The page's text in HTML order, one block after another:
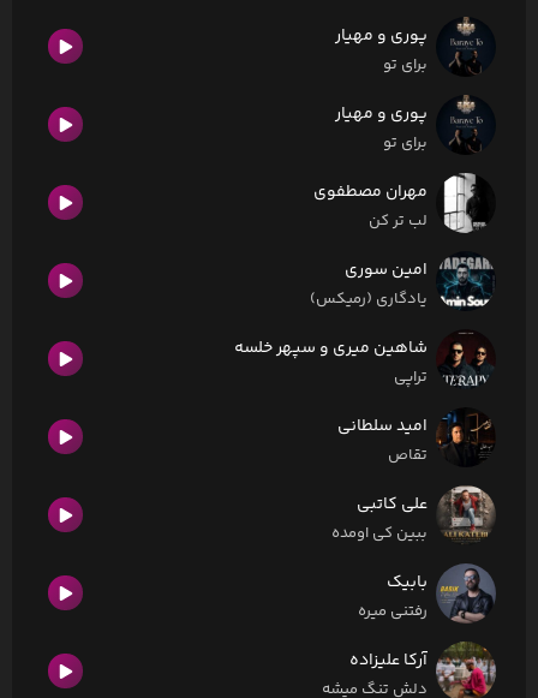
پوری و مهیار
برای تو
پوری و مهیار
برای تو
مهران مصطفوی
لب تر کن
امین سوری
یادگاری (رمیکس)
شاهین میری و سپهر خلسه
تراپی
امید سلطانی
تقاص
علی کاتبی
ببین کی اومده
بابیک
رفتنی میره
آرکا علیزاده
دلش تنگ میشه